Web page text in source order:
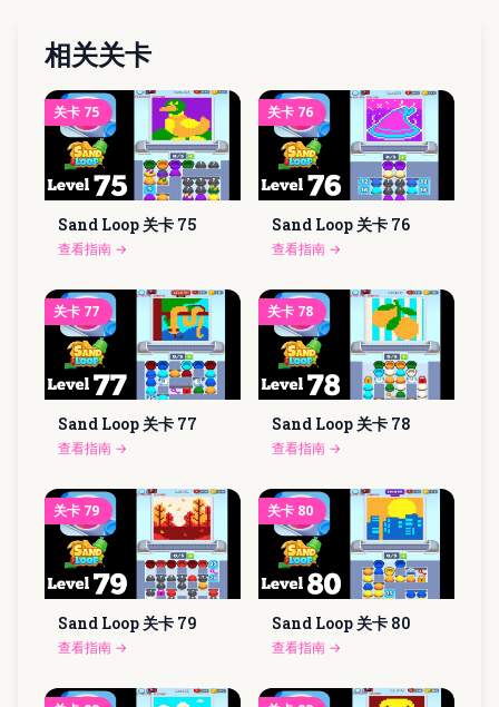
相关关卡
关卡 75
Sand Loop 关卡 75
查看指南 →
关卡 76
Sand Loop 关卡 76
查看指南 →
关卡 77
Sand Loop 关卡 77
查看指南 →
关卡 78
Sand Loop 关卡 78
查看指南 →
关卡 79
Sand Loop 关卡 79
查看指南 →
关卡 80
Sand Loop 关卡 80
查看指南 →